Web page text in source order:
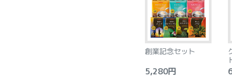
創業記念セット
5,280円